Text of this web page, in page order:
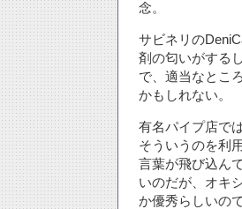
念。
サビネリの
剤の匂いがする
で、適当なとこ
かもしれない。
有名パイプ店で
そういうのを利
言葉が飛び込ん
いのだが、オキ
か優秀らしいの